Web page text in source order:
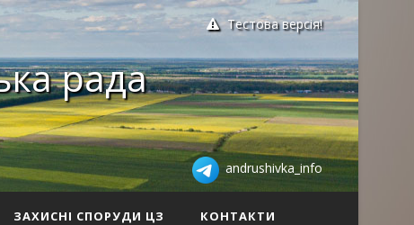
Тестова версія!
рада
andrushivka_info
ЗАХИСНІ СПОРУДИ ЦЗ КОНТАКТИ